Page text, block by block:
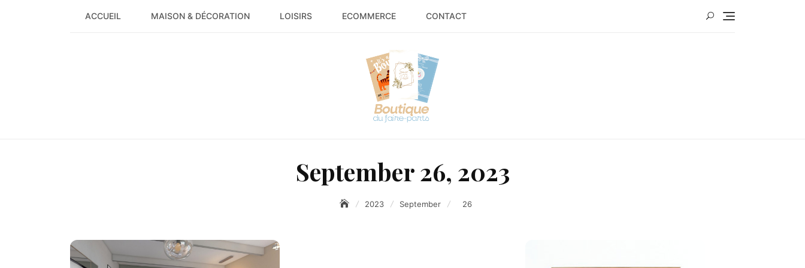
ACCUEIL MAISON & DÉCORATION LOISIRS ECOMMERCE CONTACT
September 26, 2023
2023 September 26